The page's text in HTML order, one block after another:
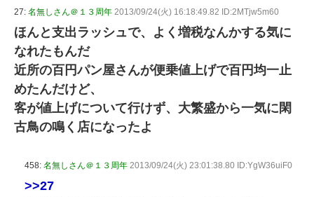
27: 名無しさん＠１３周年 2013/09/24(火) 16:18:49.82 ID:2MTjw5m60
ほんと支出ラッシュで、よく増税なんかする気に
なれたもんだ
近所の百円パン屋さんが便乗値上げで百円均一止
めたんだけど、
客が値上げについて行けず、大繁盛から一気に閑
古鳥の鳴く店になったよ
458: 名無しさん＠１３周年 2013/09/24(火) 23:01:38.80 ID:YgW36uiF0
>>27